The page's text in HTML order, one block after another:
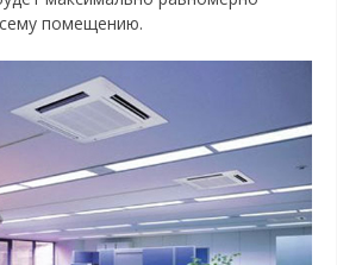
помещению.